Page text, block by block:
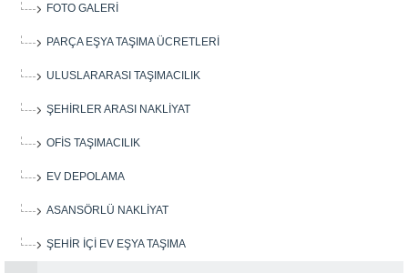
FOTO GALERI
PARÇA EŞYA TAŞIMA ÜCRETLERI
ULUSLARARASI TAŞIMACILIK
ŞEHIRLER ARASI NAKLIYAT
OFIS TAŞIMACILIK
EV DEPOLAMA
ASANSÖRLÜ NAKLIYAT
ŞEHIR IÇI EV EŞYA TAŞIMA